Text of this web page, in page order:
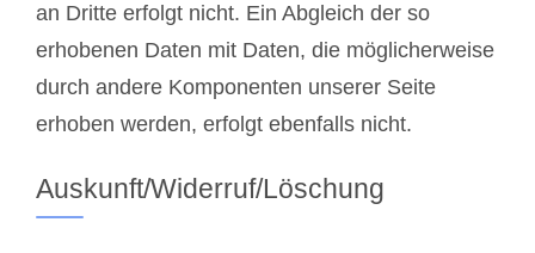
an Dritte erfolgt nicht. Ein Abgleich der so
erhobenen Daten mit Daten, die möglicherweise
durch andere Komponenten unserer Seite
erhoben werden, erfolgt ebenfalls nicht.
Auskunft/Widerruf/Löschung